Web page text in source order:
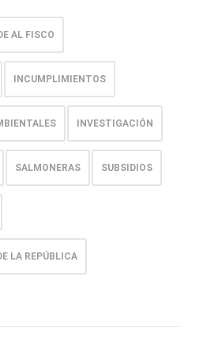
AL FISCO
INCUMPLIMIENTOS
INVESTIGACIÓN
SALMONERAS SUBSIDIOS
LA REPÚBLICA